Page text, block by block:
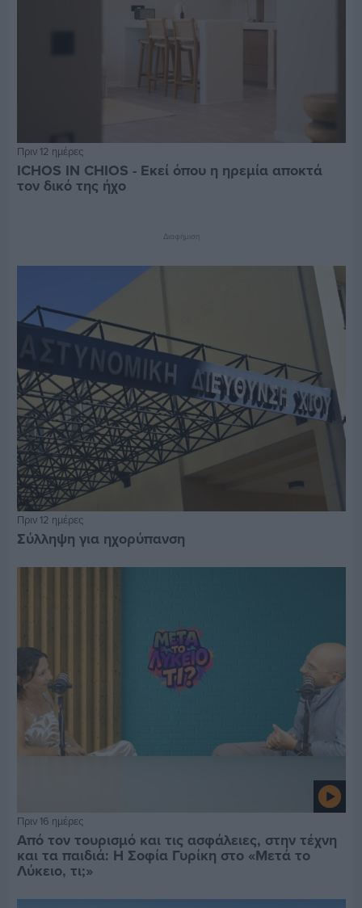
Πριν 12 ημέρες
ICHOS IN CHIOS - Εκεί όπου η ηρεμία αποκτά
τον δικό της ήχο
Διαφήμιση
Πριν 12 ημέρες
Σύλληψη για ηχορύπανση
Πριν 16 ημέρες
Από τον τουρισμό και τις ασφάλειες, στην τέχνη
και τα παιδιά: Η Σοφία Γυρίκη στο «Μετά το
Λύκειο, τι;»